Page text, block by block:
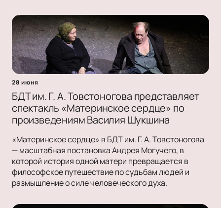
28 июня
БДТ им. Г. А. Товстоногова представляет
спектакль «Материнское сердце» по
произведениям Василия Шукшина
«Материнское сердце» в БДТ им. Г. А. Товстоногова
— масштабная постановка Андрея Могучего, в
которой история одной матери превращается в
философское путешествие по судьбам людей и
размышление о силе человеческого духа.